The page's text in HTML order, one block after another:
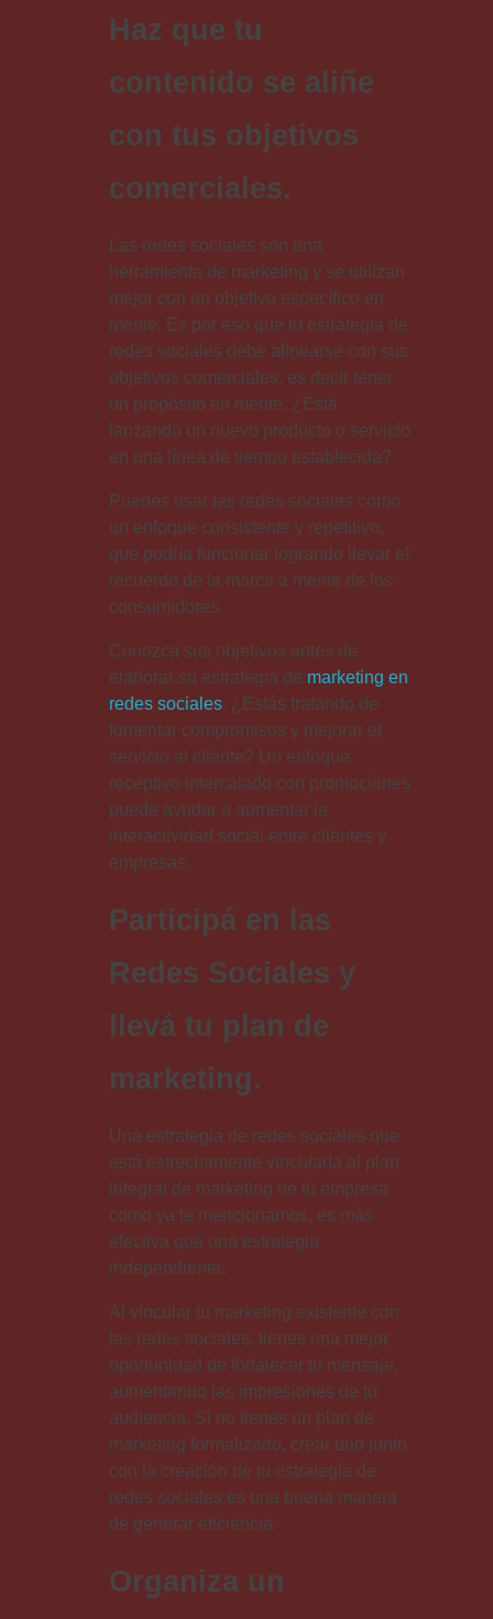
Haz que tu
contenido se aliñe
con tus objetivos
comerciales.
Las redes sociales son una
herramienta de marketing y se utilizan
mejor con un objetivo específico en
mente. Es por eso que tu estrategia de
redes sociales debe alinearse con sus
objetivos comerciales, es decir tener
un propósito en mente. ¿Está
lanzando un nuevo producto o servicio
en una línea de tiempo establecida?.
Puedes usar las redes sociales como
un enfoque consistente y repetitivo,
que podría funcionar logrando llevar el
recuerdo de la marca a mente de los
consumidores.
Conozca sus objetivos antes de
elaborar su estrategia de marketing en
redes sociales. ¿Estás tratando de
fomentar compromisos y mejorar el
servicio al cliente? Un enfoque
receptivo intercalado con promociones
puede ayudar a aumentar la
interactividad social entre clientes y
empresas.
Participá en las
Redes Sociales y
llevá tu plan de
marketing.
Una estrategia de redes sociales que
está estrechamente vinculada al plan
integral de marketing de tu empresa
como ya te mencionamos, es más
efectiva que una estrategia
independiente.
Al vincular tu marketing existente con
las redes sociales, tienes una mejor
oportunidad de fortalecer tu mensaje,
aumentando las impresiones de tu
audiencia. Si no tienes un plan de
marketing formalizado, crear uno junto
con la creación de tu estrategia de
redes sociales es una buena manera
de generar eficiencia.
Organiza un